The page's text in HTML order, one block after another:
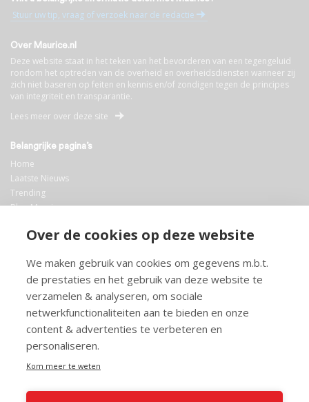
Over de cookies op deze website
We maken gebruik van cookies om gegevens m.b.t.
de prestaties en het gebruik van deze website te
verzamelen & analyseren, om sociale
netwerkfunctionaliteiten aan te bieden en onze
content & advertenties te verbeteren en
personaliseren.
Kom meer te weten
Stuur uw tip, vraag of verzoek naar de redactie
Over Maurice.nl
Deze website staat in het teken van het bevorderen van een tegengeluid
rondom het optreden van de overheid en overheidsdiensten wanneer zij
zich niet baseren op feiten en kennis en/of zondigen tegen de principes
van integriteit en transparantie.
Lees meer over deze site
Belangrijke pagina’s
Home
Laatste Nieuws
Trending
Blog Maurice
Bibliotheek
Info en service
FAQ
Doneren
Privacy
Voorwaarden
Meedoen